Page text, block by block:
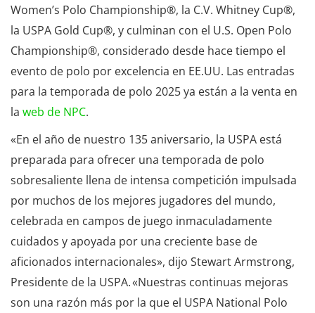
Women’s Polo Championship®, la C.V. Whitney Cup®,
la USPA Gold Cup®, y culminan con el U.S. Open Polo
Championship®, considerado desde hace tiempo el
evento de polo por excelencia en EE.UU. Las entradas
para la temporada de polo 2025 ya están a la venta en
la web de NPC.
«En el año de nuestro 135 aniversario, la USPA está
preparada para ofrecer una temporada de polo
sobresaliente llena de intensa competición impulsada
por muchos de los mejores jugadores del mundo,
celebrada en campos de juego inmaculadamente
cuidados y apoyada por una creciente base de
aficionados internacionales», dijo Stewart Armstrong,
Presidente de la USPA. «Nuestras continuas mejoras
son una razón más por la que el USPA National Polo